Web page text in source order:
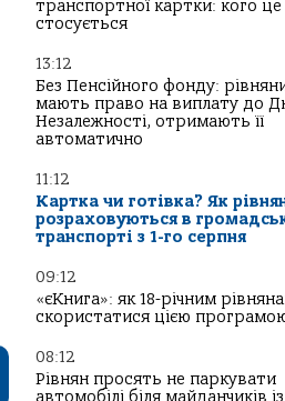
транспортної картки: кого це
стосується
13:12
Без Пенсійного фонду:
мають право на виплату до
Незалежності, отримають її
автоматично
11:12
Картка чи готівка? Як
розраховуються в
транспорті з 1-го серпня
09:12
«єКнига»: як 18-річним
скористатися цією
08:12
Рівнян просять не паркувати
автомобілі біля майданчиків із